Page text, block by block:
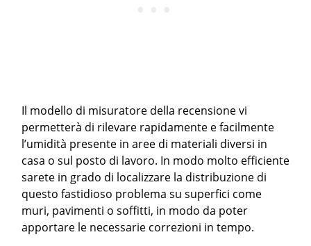
Il modello di misuratore della recensione vi
permetterà di rilevare rapidamente e facilmente
l’umidità presente in aree di materiali diversi in
casa o sul posto di lavoro. In modo molto efficiente
sarete in grado di localizzare la distribuzione di
questo fastidioso problema su superfici come
muri, pavimenti o soffitti, in modo da poter
apportare le necessarie correzioni in tempo.